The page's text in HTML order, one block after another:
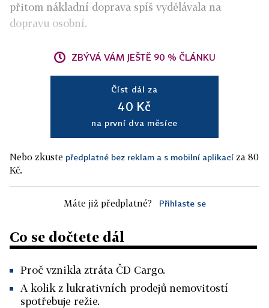
přitom nákladní doprava spíš vydělávala na
dopravu osobní.
ZBÝVÁ VÁM JEŠTĚ 90 % ČLÁNKU
Číst dál za
40 Kč
na první dva měsíce
Nebo zkuste předplatné bez reklam a s mobilní aplikací za 80
Kč.
Máte již předplatné? Přihlaste se
Co se dočtete dál
Proč vznikla ztráta ČD Cargo.
A kolik z lukrativních prodejů nemovitostí
spotřebuje režie.